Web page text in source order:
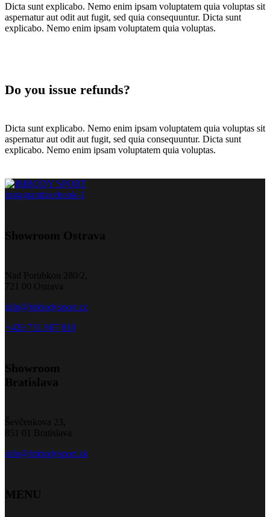
Dicta sunt explicabo. Nemo enim ipsam voluptatem quia voluptas sit
aspernatur aut odit aut fugit, sed quia consequuntur. Dicta sunt
explicabo. Nemo enim ipsam voluptatem quia voluptas.
Do you issue refunds?
Dicta sunt explicabo. Nemo enim ipsam voluptatem quia voluptas sit
aspernatur aut odit aut fugit, sed quia consequuntur. Dicta sunt
explicabo. Nemo enim ipsam voluptatem quia voluptas.
instagramfacebook-1
Showroom Ostrava
Nad Porubkou 280/2,
721 00 Ostrava
info@imbodysport.cz
+420 731 867 810
Showroom
Bratislava
Ševčenkova 23,
851 01 Bratislava
info@imbodysport.sk
MENU